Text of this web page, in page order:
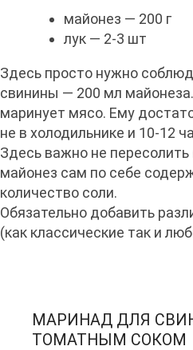
майонез — 200 г
лук — 2-3 шт
Здесь просто нужно
свинины — 200 мл
маринует мясо. Ему
не в холодильнике и 10-12
Здесь важно не пересолить
майонез сам по себе
количество соли.
Обязательно добавить
(как классические так и
МАРИНАД ДЛЯ
ТОМАТНЫМ СОКОМ